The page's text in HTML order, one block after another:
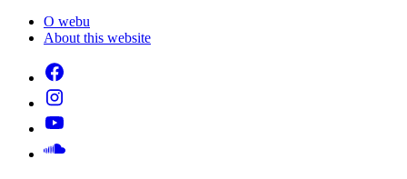
O webu
About this website